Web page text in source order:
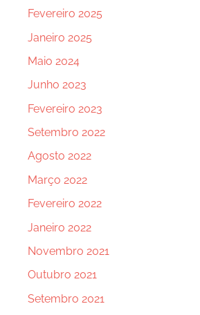
Fevereiro 2025
Janeiro 2025
Maio 2024
Junho 2023
Fevereiro 2023
Setembro 2022
Agosto 2022
Março 2022
Fevereiro 2022
Janeiro 2022
Novembro 2021
Outubro 2021
Setembro 2021